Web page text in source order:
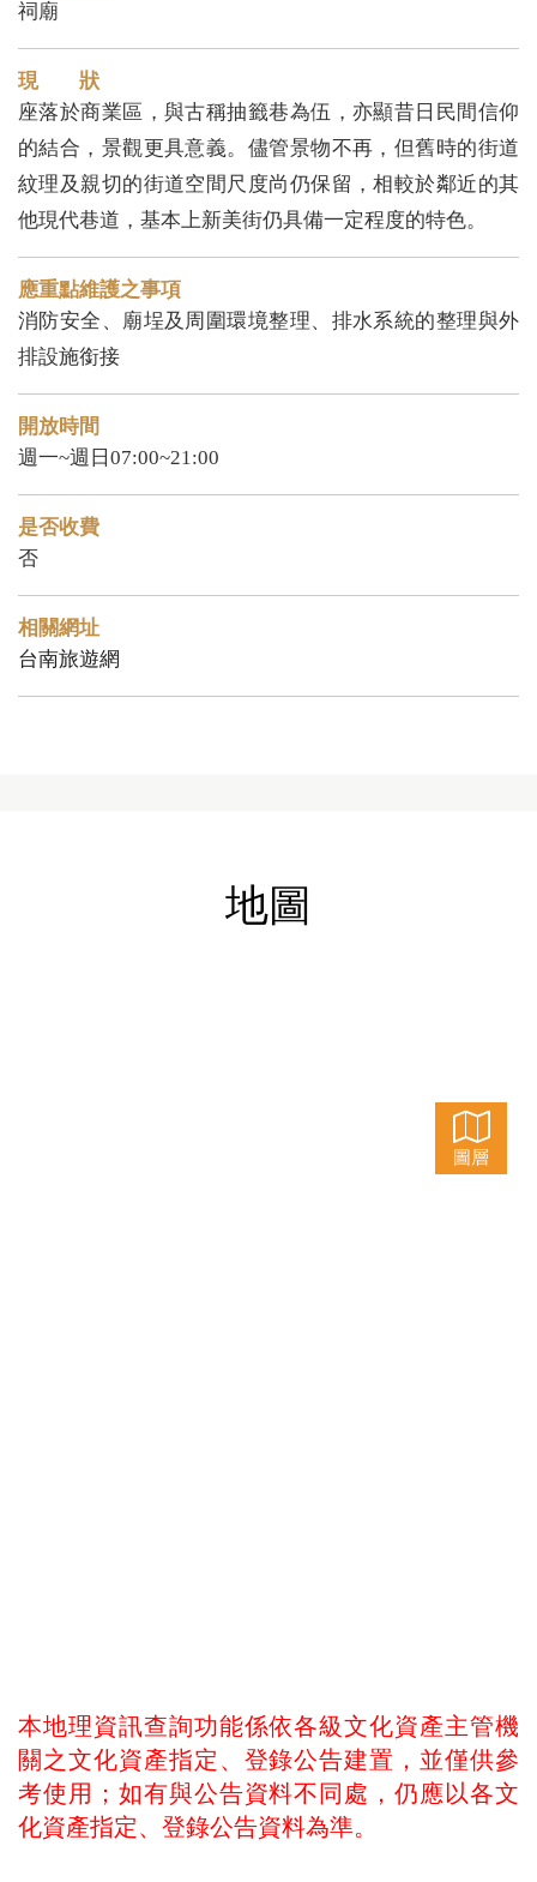
祠廟
現 狀
座落於商業區，與古稱抽籤巷為伍，亦顯昔日民間信仰
的結合，景觀更具意義。儘管景物不再，但舊時的街道
紋理及親切的街道空間尺度尚仍保留，相較於鄰近的其
他現代巷道，基本上新美街仍具備一定程度的特色。
應重點維護之事項
消防安全、廟埕及周圍環境整理、排水系統的整理與外
排設施銜接
開放時間
週一~週日07:00~21:00
是否收費
否
相關網址
台南旅遊網
地圖
圖層
本地理資訊查詢功能係依各級文化資產主管機
關之文化資產指定、登錄公告建置，並僅供參
考使用；如有與公告資料不同處，仍應以各文
化資產指定、登錄公告資料為準。